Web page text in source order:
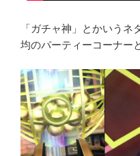
「ガチャ神」とかいう
均のパーティーコーナー